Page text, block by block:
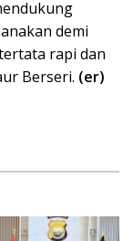
demi
rapi dan
Berseri. (er)